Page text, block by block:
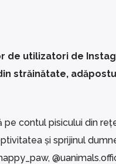
de utilizatori de
străinătate,
contul pisicului din
și sprijinul